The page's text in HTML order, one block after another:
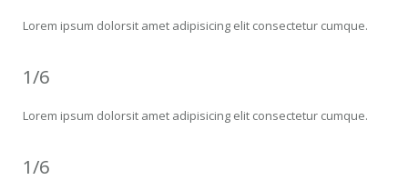
Lorem ipsum dolorsit amet adipisicing elit consectetur cumque.
1/6
Lorem ipsum dolorsit amet adipisicing elit consectetur cumque.
1/6